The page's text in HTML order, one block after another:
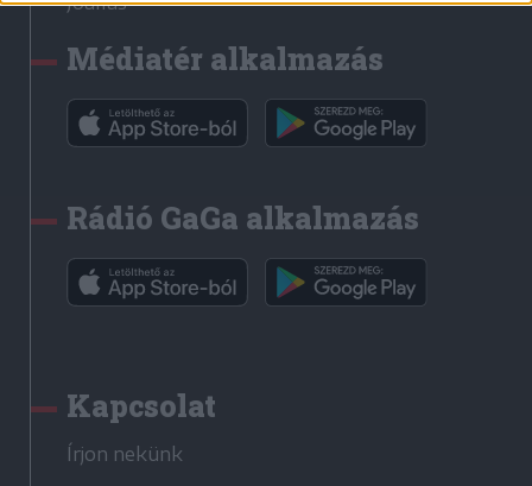
Médiatér alkalmazás
Rádió GaGa alkalmazás
Kapcsolat
Írjon nekünk